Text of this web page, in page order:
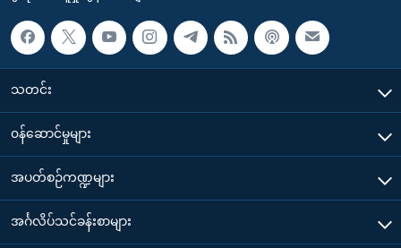
သတင်း
၀န်ဆောင်မှုများ
အပတ်စဉ်ကဏ္ဍများ
အင်္ဂလိပ်သင်ခန်းစာများ